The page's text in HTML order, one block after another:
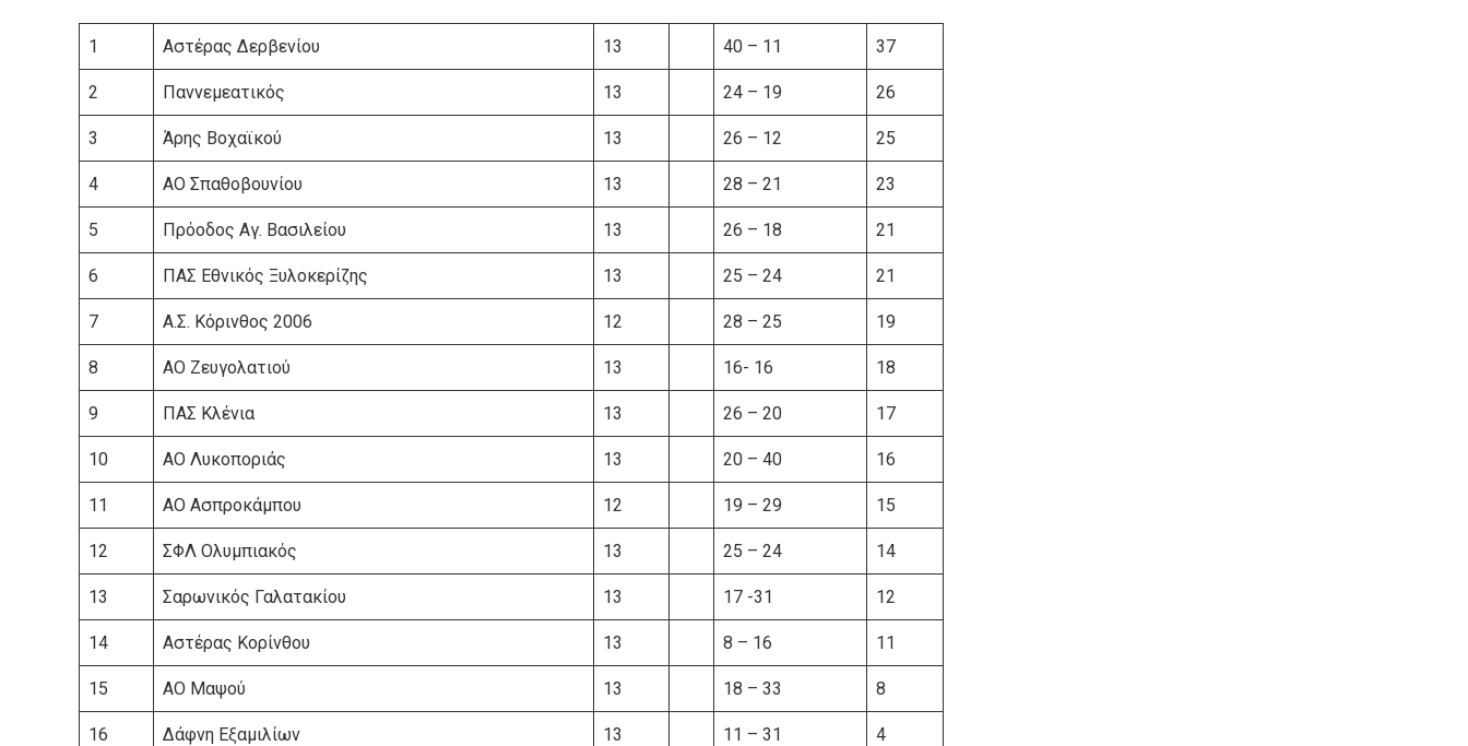
1 Αστέρας Δερβενίου 13 40 – 11 37
2 Παννεμεατικός 13 24 – 19 26
3 Άρης Βοχαϊκού 13 26 – 12 25
4 ΑΟ Σπαθοβουνίου 13 28 – 21 23
5 Πρόοδος Αγ. Βασιλείου 13 26 – 18 21
6 ΠΑΣ Εθνικός Ξυλοκερίζης 13 25 – 24 21
7 Α.Σ. Κόρινθος 2006 12 28 – 25 19
8 ΑΟ Zευγολατιού 13 16- 16 18
9 ΠΑΣ Κλένια 13 26 – 20 17
10 ΑΟ Λυκοποριάς 13 20 – 40 16
11 ΑΟ Ασπροκάμπου 12 19 – 29 15
12 ΣΦΛ Ολυμπιακός 13 25 – 24 14
13 Σαρωνικός Γαλατακίου 13 17 -31 12
14 Αστέρας Κορίνθου 13 8 – 16 11
15 ΑΟ Μαψού 13 18 – 33 8
16 Δάφνη Εξαμιλίων 13 11 – 31 4